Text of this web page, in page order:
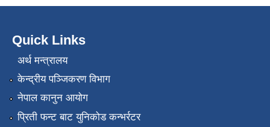
Quick Links
अर्थ मन्त्रालय
केन्द्रीय पञ्जिकरण विभाग
नेपाल कानुन आयोग
प्रिती फन्ट बाट युनिकोड कन्भर्रटर